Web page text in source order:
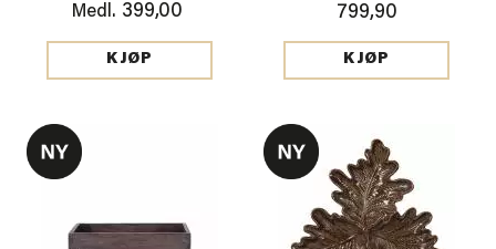
Medl. 399,00
KJØP
799,90
KJØP